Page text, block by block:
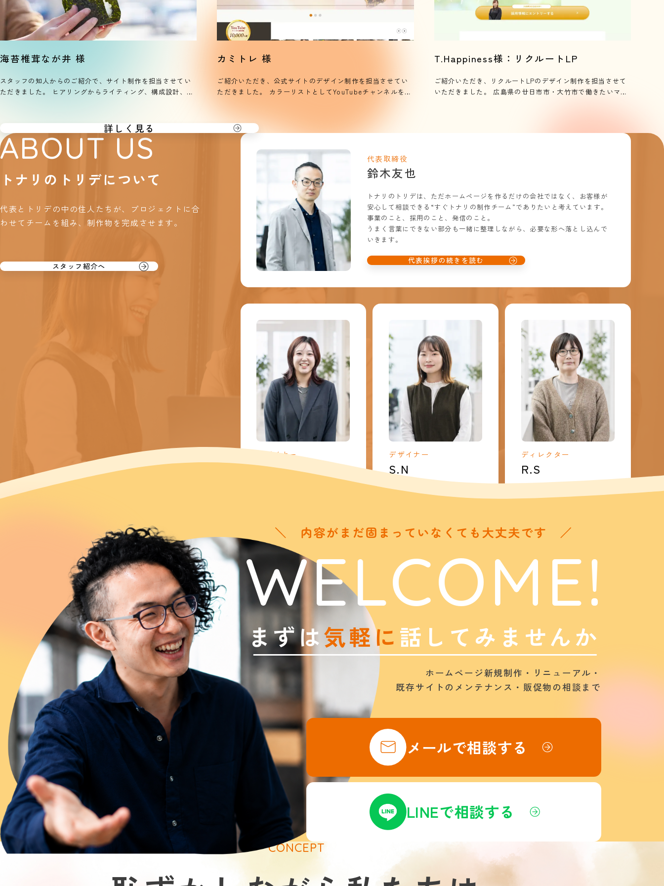
海苔椎茸なが井 様
スタッフの知人からのご紹介で、サイト制作を担当させてい
ただきました。 ヒアリングからライティング、構成設計、デ
よう設計しています。 「丁寧な暮らし」を大切にしたいユー
ザーの方に気に入っていただけるような、やさしく上質なデ
ザインを目指しました。 また、サイトリニューアル後も
InstagramやYahoo!ショッピングの調整など、必要に応じて
カミトレ 様
ご紹介いただき、公式サイトのデザイン制作を担当させてい
ただきました。 カラーリストとしてYouTubeチャンネルを運
いう点を大切にしながら、カラーに悩む美容師の方にとって
利用しやすいサイトになるよう、最後までデザインの見せ方
T.Happiness様：リクルートLP
ご紹介いただき、リクルートLPのデザイン制作を担当させて
いただきました。 広島県の廿日市市・大竹市で働きたいママ
ランディングページに仕上がりました。
詳しく見る
ABOUT US
トナリのトリデについて
代表とトリデの中の住人たちが、プロジェクトに合
わせてチームを組み、制作物を完成させます。
スタッフ紹介へ
代表取締役
鈴木友也
トナリのトリデは、ただホームページを作るだけの会社ではなく、お客様が
安心して相談できる“すぐトナリの制作チーム”でありたいと考えています。
事業のこと、採用のこと、発信のこと。
うまく言葉にできない部分も一緒に整理しながら、必要な形へ落とし込んで
いきます。
代表挨拶の続きを読む
デザイナー
M.N
デザイナー
S.N
ディレクター
R.S
WELCOME!
まずは気軽に 話してみませんか
ホームページ新規制作・リニューアル・
既存サイトのメンテナンス・販促物の相談まで
メールで相談する
LINEで相談する
CONCEPT